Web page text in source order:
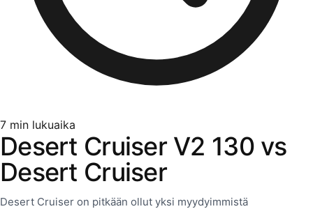
7 min lukuaika
Desert Cruiser V2 130 vs
Desert Cruiser
Desert Cruiser on pitkään ollut yksi myydyimmistä